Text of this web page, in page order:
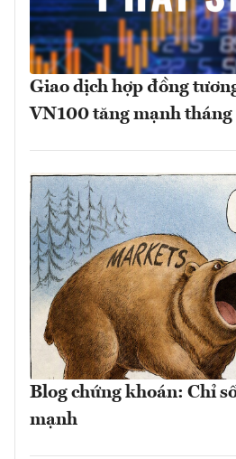
Giao dịch hợp đồng
VN100 tăng mạnh
Blog chứng khoán: Chỉ
mạnh